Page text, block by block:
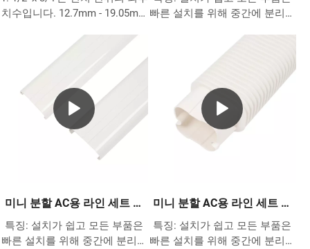
매 라인
치수입니다. 12.7mm - 19.05mm
다. 2. 99.9% 순수 구리 파이프는
ASTM B280 및 C12200 표준을
충족합니다. 3. 우리가 할 수 있
는 AC 구리 크기는 1/4' 3/8' 1/2'
5/8' 3/4' 7/8' 1 1/8', 길이는 15m
20m 25m 30m 50m입니다. 4. 절
연체는 1/2' 폴리프로필렌 및 자
외선 방지로 만들어지며 ASTM
120℃의 작동 온도. 5. 덕트리스
미니 스플릿, 히트 펌프 및 중앙
집중식 공기 덕트 장치를 포함한
모든 에어컨 및 냉동 애플리케이
빠른 설치를 위해 중간에 분리될
건물에 적합합니다. 고품질 PVC
로 제작되어 파이프를 잘 보호합
니다. 대부분의 중앙 에어컨 시
스템, 열 펌프, 덕트리스 미니 분
할을 사용하여 작동합니다.
미니 분할 AC용 라인 세트 커
특징: 설치가 쉽고 모든 부품은
빠른 설치를 위해 중간에 분리될
미니 분할 AC용 라인 세트 커
특징: 설치가 쉽고 모든 부품은
빠른 설치를 위해 중간에 분리될